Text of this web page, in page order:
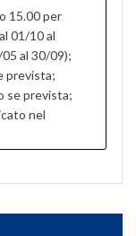
15.00 per
01/10 al
al 30/09);
prevista;
se prevista;
nel